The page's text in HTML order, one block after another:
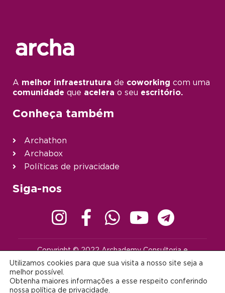
A melhor infraestrutura de coworking com uma
comunidade que acelera o seu escritório.
Conheça também
Archathon
Archabox
Políticas de privacidade
Siga-nos
Copyright © 2022 Archademy Consultoria e
reservados |contato@archademy.com.br |
Desenvolvido por:
Utilizamos cookies para que sua visita a nosso site seja a
melhor possível.
Obtenha maiores informações a esse respeito conferindo
nossa política de privacidade